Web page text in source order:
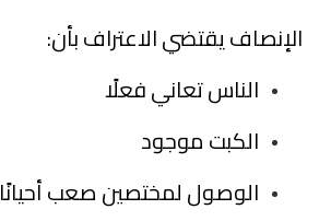
الإنصاف يقتضي الاعتراف بأن:
الناس تعاني فعلًا
الكبت موجود
الوصول لمختصين صعب أحيانًا